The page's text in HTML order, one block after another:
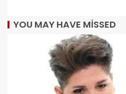
YOU MAY HAVE MISSED